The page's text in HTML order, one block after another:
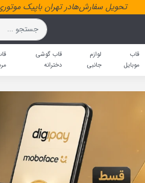
تحویل سفارش‌هادر تهران باپیک
قاب
موبایل
لوازم
جانبی
قاب گوشی
دخترانه